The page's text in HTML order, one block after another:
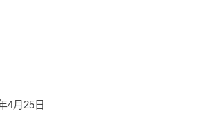
4月25日